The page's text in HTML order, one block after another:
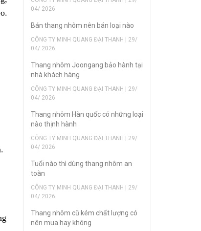
04/ 2026
Bán thang nhôm nên bán loại nào
CÔNG TY MINH QUANG ĐẠI THANH | 29/
04/ 2026
Thang nhôm Joongang bảo hành tại
nhà khách hàng
CÔNG TY MINH QUANG ĐẠI THANH | 29/
04/ 2026
Thang nhôm Hàn quốc có những loại
nào thịnh hành
CÔNG TY MINH QUANG ĐẠI THANH | 29/
04/ 2026
Tuổi nào thì dùng thang nhôm an
toàn
CÔNG TY MINH QUANG ĐẠI THANH | 29/
04/ 2026
Thang nhôm cũ kém chất lượng có
nên mua hay không